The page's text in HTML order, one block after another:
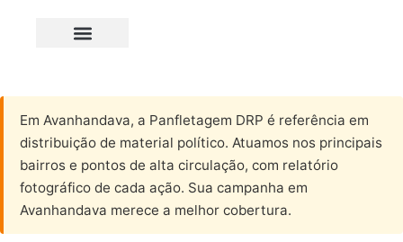
Em Avanhandava, a Panfletagem DRP é referência em
distribuição de material político. Atuamos nos principais
bairros e pontos de alta circulação, com relatório
fotográfico de cada ação. Sua campanha em
Avanhandava merece a melhor cobertura.